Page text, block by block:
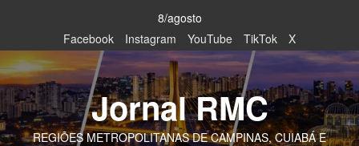
content
8/agosto
Facebook
Instagram YouTube TikTok X
Jornal RMC
REGIÕES METROPOLITANAS DE CAMPINAS, CUIABÁ E